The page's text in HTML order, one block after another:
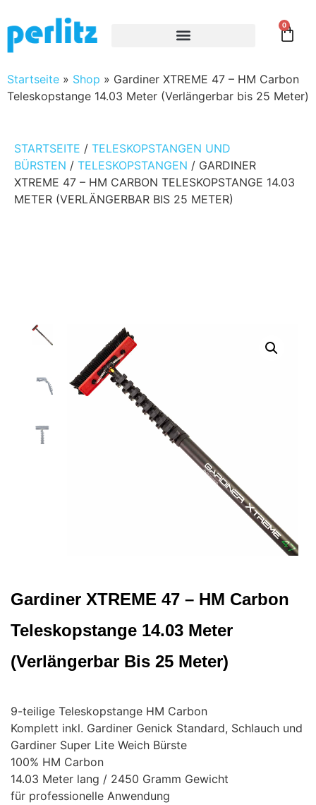
0
Startseite » Shop » Gardiner XTREME 47 – HM Carbon
Teleskopstange 14.03 Meter (Verlängerbar bis 25 Meter)
STARTSEITE / TELESKOPSTANGEN UND
BÜRSTEN / TELESKOPSTANGEN / GARDINER
XTREME 47 – HM CARBON TELESKOPSTANGE 14.03
METER (VERLÄNGERBAR BIS 25 METER)
Gardiner XTREME 47 – HM Carbon
Teleskopstange 14.03 Meter
(Verlängerbar Bis 25 Meter)
9-teilige Teleskopstange HM Carbon
Komplett inkl. Gardiner Genick Standard, Schlauch und
Gardiner Super Lite Weich Bürste
100% HM Carbon
14.03 Meter lang / 2450 Gramm Gewicht
für professionelle Anwendung